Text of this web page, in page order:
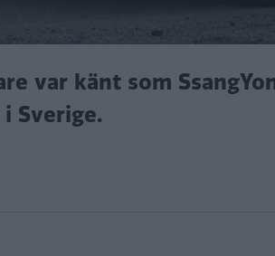
var känt som
Sverige.